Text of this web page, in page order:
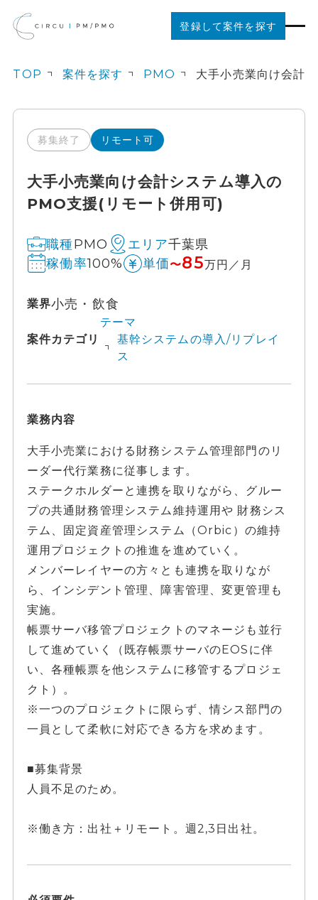
登録して案件を探す
ご利用の流れ
お役立ちコンテンツ
TOP 案件を探す PMO
募集終了 リモート可
大手小売業向け会計システム導入の
PMO支援(リモート併用可)
職種PMO エリア千葉県
稼働率100% 単価〜85万円／月
業界小売・飲食
案件カテゴリ
テーマ
基幹システムの導入/リプレイ
ス
業務内容
大手小売業における財務システム管理部門のリ
ーダー代行業務に従事します。
ステークホルダーと連携を取りながら、グルー
プの共通財務管理システム維持運用や 財務シス
テム、固定資産管理システム（Orbic）の維持
運用プロジェクトの推進を進めていく。
メンバーレイヤーの方々とも連携を取りなが
ら、インシデント管理、障害管理、変更管理も
実施。
帳票サーバ移管プロジェクトのマネージも並行
して進めていく（既存帳票サーバのEOSに伴
い、各種帳票を他システムに移管するプロジェ
クト）。
※一つのプロジェクトに限らず、情シス部門の
一員として柔軟に対応できる方を求めます。
■募集背景
人員不足のため。
※働き方：出社＋リモート。週2,3日出社。